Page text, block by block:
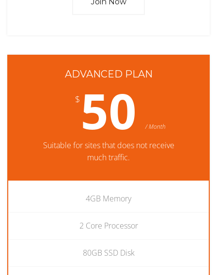
ADVANCED PLAN
$ 50 / Month
Suitable for sites that does not receive
much traffic.
4GB Memory
2 Core Processor
80GB SSD Disk